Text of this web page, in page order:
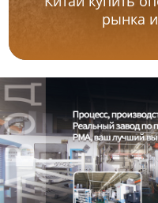
рынка